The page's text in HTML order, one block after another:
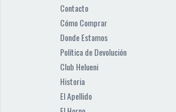
Contacto
Cómo Comprar
Donde Estamos
Política de Devolución
Club Helueni
Historia
El Apellido